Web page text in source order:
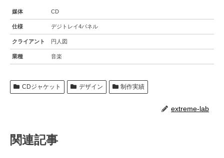
媒体 CD
仕様 デジトレイ4パネル
クライアント 円人図
業種 音楽
CDジャケット デザイン 制作実績
extreme-lab
関連記事